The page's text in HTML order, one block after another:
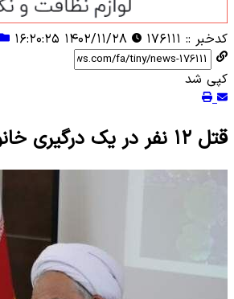
کدخبر :: ۱۷۶۱۱۱
کپی شد
قتل ۱۲ نفر در یک درگیری خانوادگی در فاریاب